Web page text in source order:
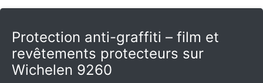
Protection anti-graffiti – film et
revêtements protecteurs sur
Wichelen 9260